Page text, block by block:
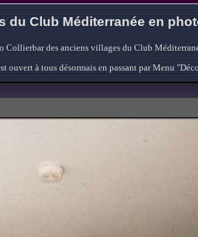
du Club Méditerranée en
Collierbar des anciens villages du Club
ouvert à tous désormais en passant par Menu